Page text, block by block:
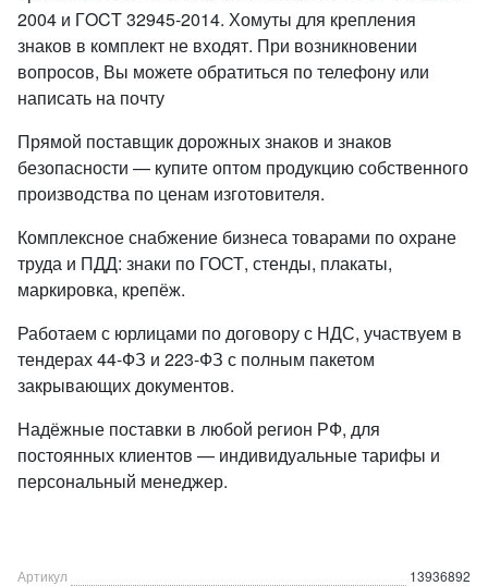
2004 и ГOCT 32945-2014. Хомуты для крепления
знаков в комплект не входят. При возникновении
вопросов, Вы можете обратиться по телефону или
написать на почту
Прямой поставщик дорожных знаков и знаков
безопасности — купите оптом продукцию собственного
производства по ценам изготовителя.
Комплексное снабжение бизнеса товарами по охране
труда и ПДД: знаки по ГОСТ, стенды, плакаты,
маркировка, крепёж.
Работаем с юрлицами по договору с НДС, участвуем в
тендерах 44-ФЗ и 223-ФЗ с полным пакетом
закрывающих документов.
Надёжные поставки в любой регион РФ, для
постоянных клиентов — индивидуальные тарифы и
персональный менеджер.
Артикул
13936892